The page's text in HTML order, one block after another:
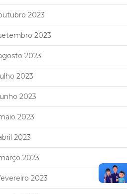
2023
2023
2023
2023
2023
2023
2023
2023
2023